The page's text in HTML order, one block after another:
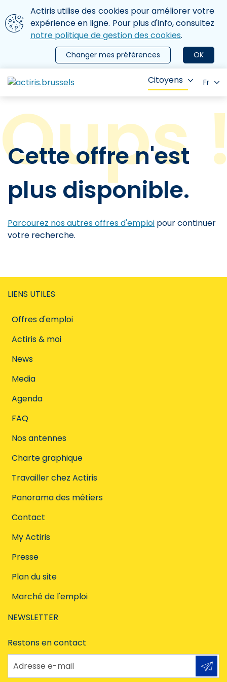
Aller au contenu principal
Nous utilisons des cookies
Actiris utilise des cookies pour améliorer votre
expérience en ligne. Pour plus d'info, consultez
notre politique de gestion des cookies.
OK
Changer mes préférences
le menu
Citoyens Fr
Cette offre n'est
plus disponible.
Parcourez nos autres offres d'emploi pour continuer
votre recherche.
LIENS UTILES
Offres d'emploi
Actiris & moi
News
Media
Agenda
FAQ
Nos antennes
Charte graphique
Travailler chez Actiris
Panorama des métiers
Contact
My Actiris
Presse
Plan du site
Marché de l'emploi
NEWSLETTER
Restons en contact
Adresse e-mail